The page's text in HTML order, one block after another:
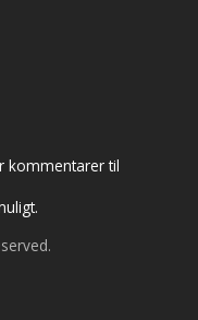
kommentarer til